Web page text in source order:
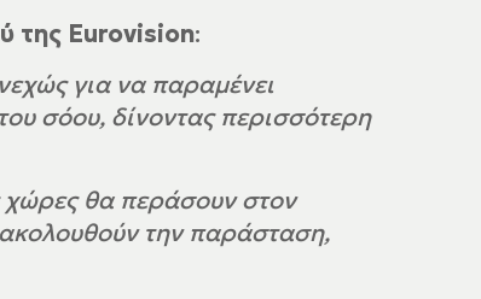
της Eurovision:
για να παραμένει
σόου, δίνοντας περισσότερη
χώρες θα περάσουν στον
την παράσταση,